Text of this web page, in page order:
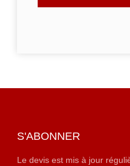
S'ABONNER
Le devis est mis à jour